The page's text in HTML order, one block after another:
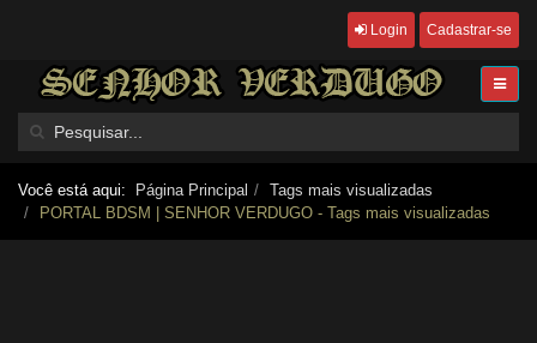
Login Cadastrar-se
Você está aqui: Página Principal
Tags mais visualizadas
PORTAL BDSM | SENHOR VERDUGO - Tags mais visualizadas